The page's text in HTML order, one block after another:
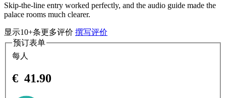
Skip-the-line entry worked perfectly, and the audio guide made the
palace rooms much clearer.
显示10+条更多评价 撰写评价
预订表单
每人
€ 41.90